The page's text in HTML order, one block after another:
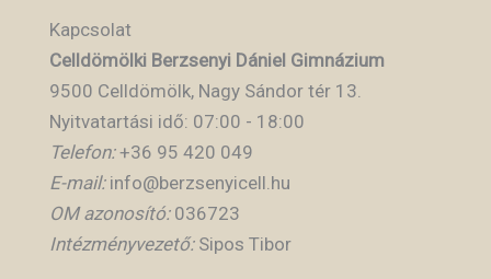
Kapcsolat
Celldömölki Berzsenyi Dániel Gimnázium
9500 Celldömölk, Nagy Sándor tér 13.
Nyitvatartási idő: 07:00 - 18:00
Telefon:+36 95 420 049
E-mail:info@berzsenyicell.hu
OM azonosító:036723
Intézményvezető:Sipos Tibor